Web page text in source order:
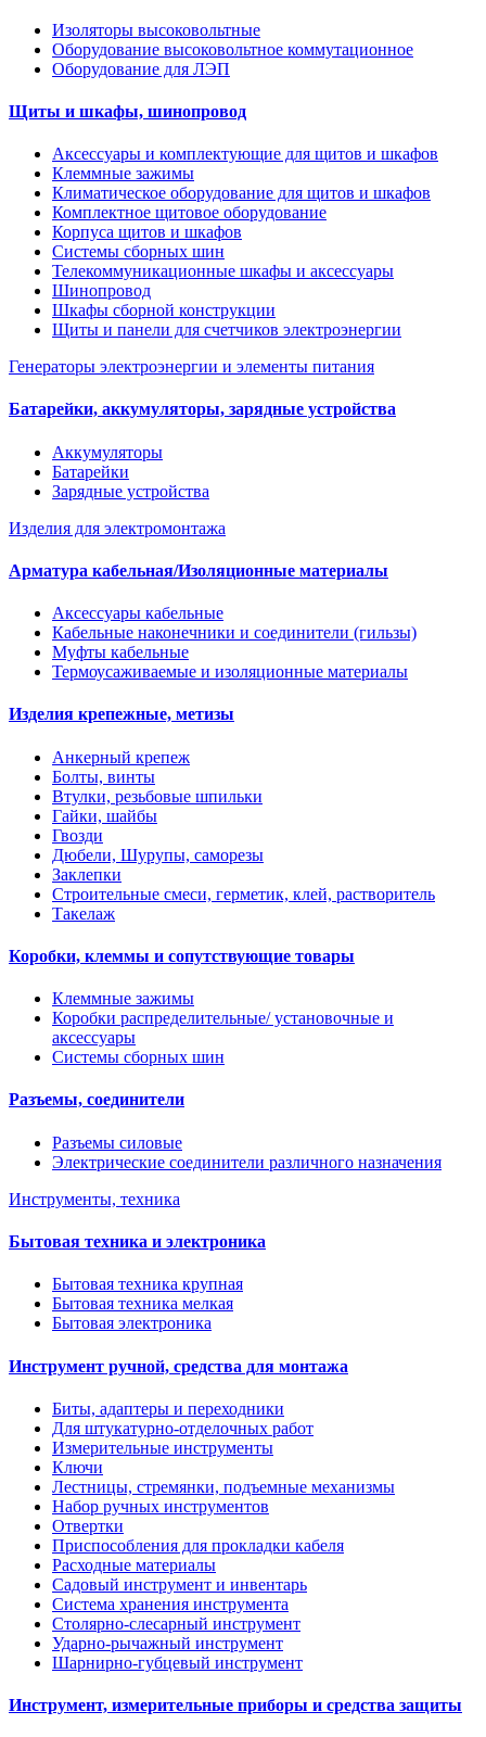
Изоляторы высоковольтные
Оборудование высоковольтное коммутационное
Оборудование для ЛЭП
Щиты и шкафы, шинопровод
Аксессуары и комплектующие для щитов и шкафов
Клеммные зажимы
Климатическое оборудование для щитов и шкафов
Комплектное щитовое оборудование
Корпуса щитов и шкафов
Системы сборных шин
Телекоммуникационные шкафы и аксессуары
Шинопровод
Шкафы сборной конструкции
Щиты и панели для счетчиков электроэнергии
Генераторы электроэнергии и элементы питания
Батарейки, аккумуляторы, зарядные устройства
Аккумуляторы
Батарейки
Зарядные устройства
Изделия для электромонтажа
Арматура кабельная/Изоляционные материалы
Аксессуары кабельные
Кабельные наконечники и соединители (гильзы)
Муфты кабельные
Термоусаживаемые и изоляционные материалы
Изделия крепежные, метизы
Анкерный крепеж
Болты, винты
Втулки, резьбовые шпильки
Гайки, шайбы
Гвозди
Дюбели, Шурупы, саморезы
Заклепки
Строительные смеси, герметик, клей, растворитель
Такелаж
Коробки, клеммы и сопутствующие товары
Клеммные зажимы
Коробки распределительные/ установочные и
аксессуары
Системы сборных шин
Разъемы, соединители
Разъемы силовые
Электрические соединители различного назначения
Инструменты, техника
Бытовая техника и электроника
Бытовая техника крупная
Бытовая техника мелкая
Бытовая электроника
Инструмент ручной, средства для монтажа
Биты, адаптеры и переходники
Для штукатурно-отделочных работ
Измерительные инструменты
Ключи
Лестницы, стремянки, подъемные механизмы
Набор ручных инструментов
Отвертки
Приспособления для прокладки кабеля
Расходные материалы
Садовый инструмент и инвентарь
Система хранения инструмента
Столярно-слесарный инструмент
Ударно-рычажный инструмент
Шарнирно-губцевый инструмент
Инструмент, измерительные приборы и средства защиты